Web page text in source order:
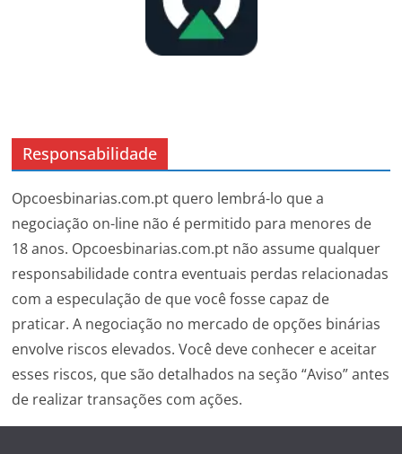
Responsabilidade
Opcoesbinarias.com.pt quero lembrá-lo que a
negociação on-line não é permitido para menores de
18 anos. Opcoesbinarias.com.pt não assume qualquer
responsabilidade contra eventuais perdas relacionadas
com a especulação de que você fosse capaz de
praticar. A negociação no mercado de opções binárias
envolve riscos elevados. Você deve conhecer e aceitar
esses riscos, que são detalhados na seção “Aviso” antes
de realizar transações com ações.